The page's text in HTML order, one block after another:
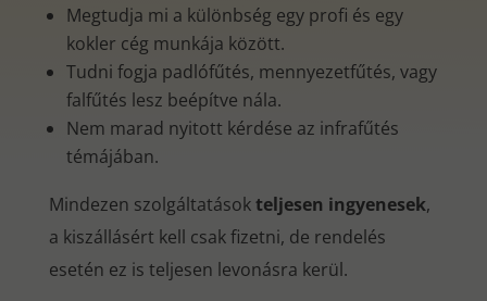
Megtudja mi a különbség egy profi és egy
kokler cég munkája között.
Tudni fogja padlófűtés, mennyezetfűtés, vagy
falfűtés lesz beépítve nála.
Nem marad nyitott kérdése az infrafűtés
témájában.
Mindezen szolgáltatásokteljesen ingyenesek,
a kiszállásért kell csak fizetni, de rendelés
esetén ez is teljesen levonásra kerül.